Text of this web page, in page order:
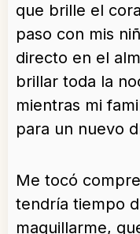
que brille el
paso con mis
directo en el
brillar toda la
mientras mi
para un nuevo
Me tocó
tendría tiempo
maquillarme,